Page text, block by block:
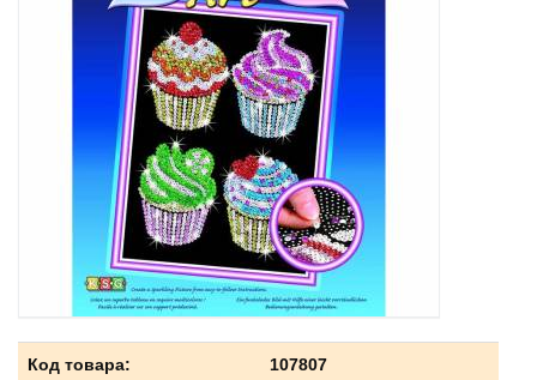
Код товара: 107807